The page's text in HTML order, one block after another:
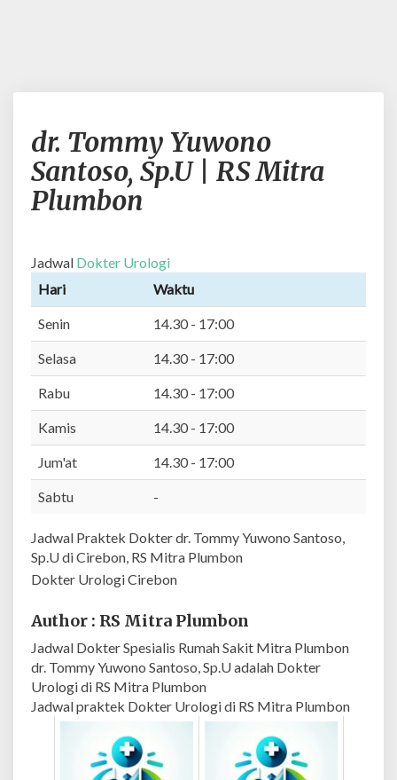
r
Y
o
n
o
S
a
n
t
o
,
S
p
|
R
S
M
i
dr. Tommy Yuwono
Santoso, Sp.U | RS Mitra
Plumbon
Jadwal Dokter Urologi
Hari
Waktu
Senin 14.30 - 17:00
Selasa 14.30 - 17:00
Rabu 14.30 - 17:00
Kamis 14.30 - 17:00
Jum'at 14.30 - 17:00
Sabtu -
Jadwal Praktek Dokter dr. Tommy Yuwono Santoso,
Sp.U di Cirebon, RS Mitra Plumbon
Dokter Urologi Cirebon
Author : RS Mitra Plumbon
Jadwal Dokter Spesialis Rumah Sakit Mitra Plumbon
dr. Tommy Yuwono Santoso, Sp.U adalah Dokter
Urologi di RS Mitra Plumbon
Jadwal praktek Dokter Urologi di RS Mitra Plumbon